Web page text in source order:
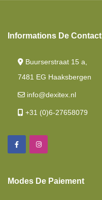
Lit Jumeau
Informations De Contact
Buurserstraat 15 a,
7481 EG Haaksbergen
info@dexitex.nl
+31 (0)6-27658079
Modes De Paiement